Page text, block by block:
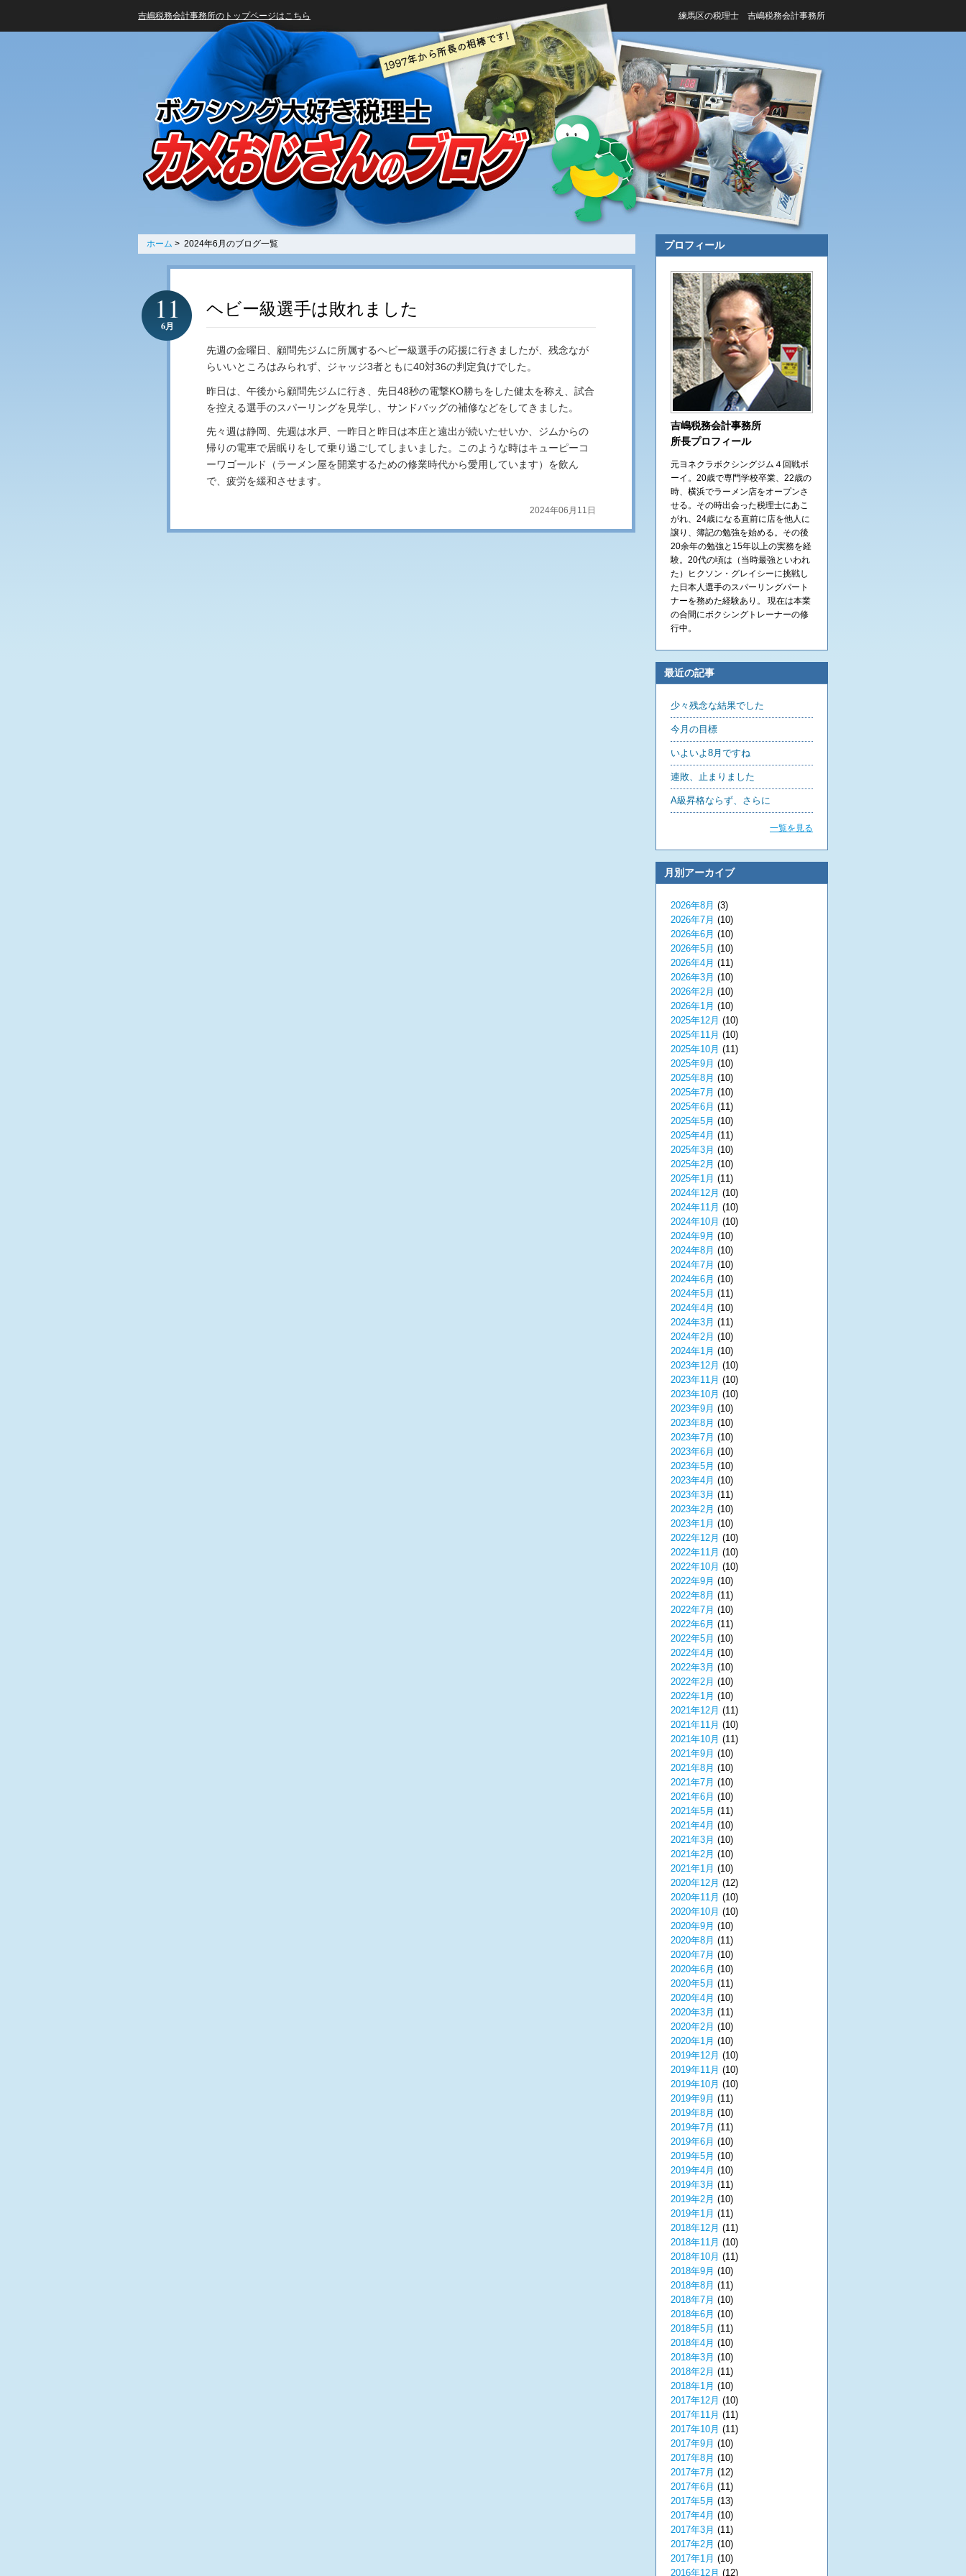
練馬区の税理士 吉嶋税務会計事務所
吉嶋税務会計事務所のトップページはこちら
ホーム > 2024年6月のブログ一覧
ヘビー級選手は敗れました
11
6月
先週の金曜日、顧問先ジムに所属するヘビー級選手の応援に行きましたが、残念なが
らいいところはみられず、ジャッジ3者ともに40対36の判定負けでした。
昨日は、午後から顧問先ジムに行き、先日48秒の電撃KO勝ちをした健太を称え、試合
を控える選手のスパーリングを見学し、サンドバッグの補修などをしてきました。
先々週は静岡、先週は水戸、一昨日と昨日は本庄と遠出が続いたせいか、ジムからの
帰りの電車で居眠りをして乗り過ごしてしまいました。このような時はキューピーコ
ーワゴールド（ラーメン屋を開業するための修業時代から愛用しています）を飲ん
で、疲労を緩和させます。
2024年06月11日
プロフィール
吉嶋税務会計事務所
所長プロフィール
元ヨネクラボクシングジム４回戦ボ
ーイ。20歳で専門学校卒業、22歳の
時、横浜でラーメン店をオープンさ
せる。その時出会った税理士にあこ
がれ、24歳になる直前に店を他人に
譲り、簿記の勉強を始める。その後
20余年の勉強と15年以上の実務を経
験。20代の頃は（当時最強といわれ
た）ヒクソン・グレイシーに挑戦し
た日本人選手のスパーリングパート
ナーを務めた経験あり。 現在は本業
の合間にボクシングトレーナーの修
行中。
最近の記事
少々残念な結果でした
今月の目標
いよいよ8月ですね
連敗、止まりました
A級昇格ならず、さらに
一覧を見る
月別アーカイブ
2026年8月 (3)
2026年7月 (10)
2026年6月 (10)
2026年5月 (10)
2026年4月 (11)
2026年3月 (10)
2026年2月 (10)
2026年1月 (10)
2025年12月 (10)
2025年11月 (10)
2025年10月 (11)
2025年9月 (10)
2025年8月 (10)
2025年7月 (10)
2025年6月 (11)
2025年5月 (10)
2025年4月 (11)
2025年3月 (10)
2025年2月 (10)
2025年1月 (11)
2024年12月 (10)
2024年11月 (10)
2024年10月 (10)
2024年9月 (10)
2024年8月 (10)
2024年7月 (10)
2024年6月 (10)
2024年5月 (11)
2024年4月 (10)
2024年3月 (11)
2024年2月 (10)
2024年1月 (10)
2023年12月 (10)
2023年11月 (10)
2023年10月 (10)
2023年9月 (10)
2023年8月 (10)
2023年7月 (10)
2023年6月 (10)
2023年5月 (10)
2023年4月 (10)
2023年3月 (11)
2023年2月 (10)
2023年1月 (10)
2022年12月 (10)
2022年11月 (10)
2022年10月 (10)
2022年9月 (10)
2022年8月 (11)
2022年7月 (10)
2022年6月 (11)
2022年5月 (10)
2022年4月 (10)
2022年3月 (10)
2022年2月 (10)
2022年1月 (10)
2021年12月 (11)
2021年11月 (10)
2021年10月 (11)
2021年9月 (10)
2021年8月 (10)
2021年7月 (10)
2021年6月 (10)
2021年5月 (11)
2021年4月 (10)
2021年3月 (10)
2021年2月 (10)
2021年1月 (10)
2020年12月 (12)
2020年11月 (10)
2020年10月 (10)
2020年9月 (10)
2020年8月 (11)
2020年7月 (10)
2020年6月 (10)
2020年5月 (11)
2020年4月 (10)
2020年3月 (11)
2020年2月 (10)
2020年1月 (10)
2019年12月 (10)
2019年11月 (10)
2019年10月 (10)
2019年9月 (11)
2019年8月 (10)
2019年7月 (11)
2019年6月 (10)
2019年5月 (10)
2019年4月 (10)
2019年3月 (11)
2019年2月 (10)
2019年1月 (11)
2018年12月 (11)
2018年11月 (10)
2018年10月 (11)
2018年9月 (10)
2018年8月 (11)
2018年7月 (10)
2018年6月 (10)
2018年5月 (11)
2018年4月 (10)
2018年3月 (10)
2018年2月 (11)
2018年1月 (10)
2017年12月 (10)
2017年11月 (11)
2017年10月 (11)
2017年9月 (10)
2017年8月 (10)
2017年7月 (12)
2017年6月 (11)
2017年5月 (13)
2017年4月 (10)
2017年3月 (11)
2017年2月 (10)
2017年1月 (10)
2016年12月 (12)